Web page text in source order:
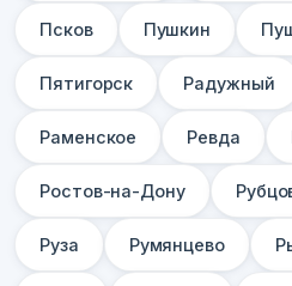
Псков Пушкин
Пятигорск Радужный
Раменское Ревда
Ростов-на-Дону
Руза Румянцево